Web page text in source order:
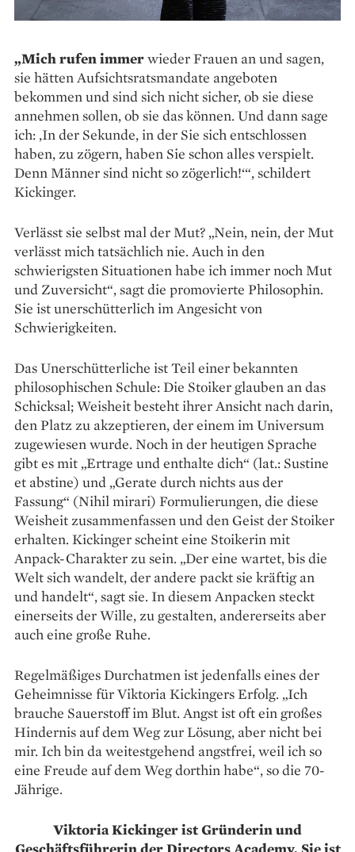
„Mich rufen immerwieder Frauen an und sagen,
sie hätten Aufsichtsratsmandate angeboten
bekommen und sind sich nicht sicher, ob sie diese
annehmen sollen, ob sie das können. Und dann sage
ich: ‚In der Sekunde, in der Sie sich entschlossen
haben, zu zögern, haben Sie schon alles verspielt.
Denn Männer sind nicht so zögerlich!‘“, schildert
Kickinger.
Verlässt sie selbst mal der Mut? „Nein, nein, der Mut
verlässt mich tatsächlich nie. Auch in den
schwierigsten Situationen habe ich immer noch Mut
und Zuversicht“, sagt die promovierte Philosophin.
Sie ist unerschütterlich im Angesicht von
Schwierigkeiten.
Das Unerschütterliche ist Teil einer bekannten
philosophischen Schule: Die Stoiker glauben an das
Schicksal; Weisheit besteht ihrer Ansicht nach darin,
den Platz zu akzeptieren, der einem im Universum
zugewiesen wurde. Noch in der heutigen Sprache
gibt es mit „Ertrage und enthalte dich“ (lat.: Sustine
et abstine) und „Gerate durch nichts aus der
Fassung“ (Nihil mirari) Formulierungen, die diese
Weisheit zusammenfassen und den Geist der Stoiker
erhalten. Kickinger scheint eine Stoikerin mit
Anpack-Charakter zu sein. „Der eine wartet, bis die
Welt sich wandelt, der andere packt sie kräftig an
und handelt“, sagt sie. In diesem An­packen steckt
einerseits der Wille, zu gestalten, andererseits aber
auch eine große Ruhe.
Regelmäßiges Durchatmen ist jedenfalls eines der
Geheimnisse für Viktoria Kickingers Erfolg. „Ich
brauche Sauer­stoff im Blut. Angst ist oft ein großes
Hindernis auf dem Weg zur Lösung, aber nicht bei
mir. Ich bin da weitestgehend angstfrei, weil ich so
eine Freude auf dem Weg dorthin habe“, so die 70-
Jährige.
Viktoria Kickinger ist ­Gründerin und
Geschäftsführerin der Directors Academy. Sie ist